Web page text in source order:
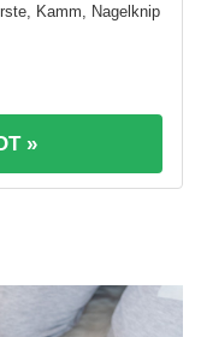
Kamm, Nagelknip
»